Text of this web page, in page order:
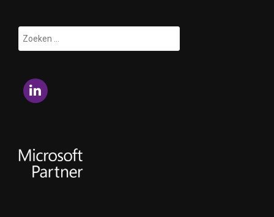
Zoeken
naar:
LinkedIn